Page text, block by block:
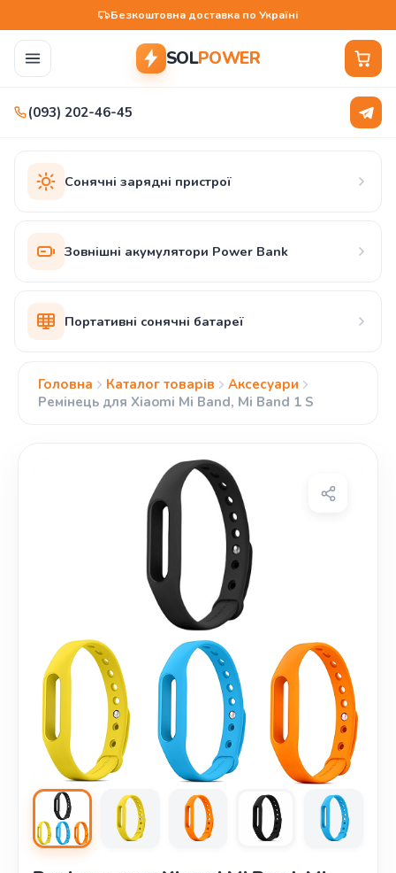
Безкоштовна доставка по Україні
SOLPOWER
(093) 202-46-45
Сонячні зарядні пристрої
Зовнішні акумулятори Power Bank
Портативні сонячні батареї
Головна Каталог товарів
Аксесуари
Ремінець для Xiaomi Mi Band, Mi Band 1 S